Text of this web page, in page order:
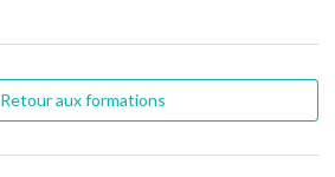
Retour aux formations